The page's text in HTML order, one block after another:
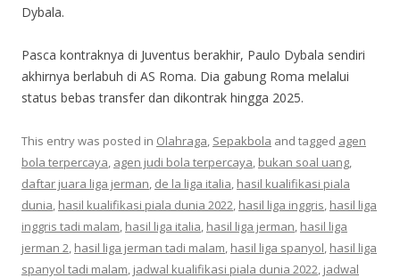
Dybala.
Pasca kontraknya di Juventus berakhir, Paulo Dybala sendiri
akhirnya berlabuh di AS Roma. Dia gabung Roma melalui
status bebas transfer dan dikontrak hingga 2025.
This entry was posted in Olahraga, Sepakbola and tagged agen
bola terpercaya, agen judi bola terpercaya, bukan soal uang,
daftar juara liga jerman, de la liga italia, hasil kualifikasi piala
dunia, hasil kualifikasi piala dunia 2022, hasil liga inggris, hasil liga
inggris tadi malam, hasil liga italia, hasil liga jerman, hasil liga
jerman 2, hasil liga jerman tadi malam, hasil liga spanyol, hasil liga
spanyol tadi malam, jadwal kualifikasi piala dunia 2022, jadwal